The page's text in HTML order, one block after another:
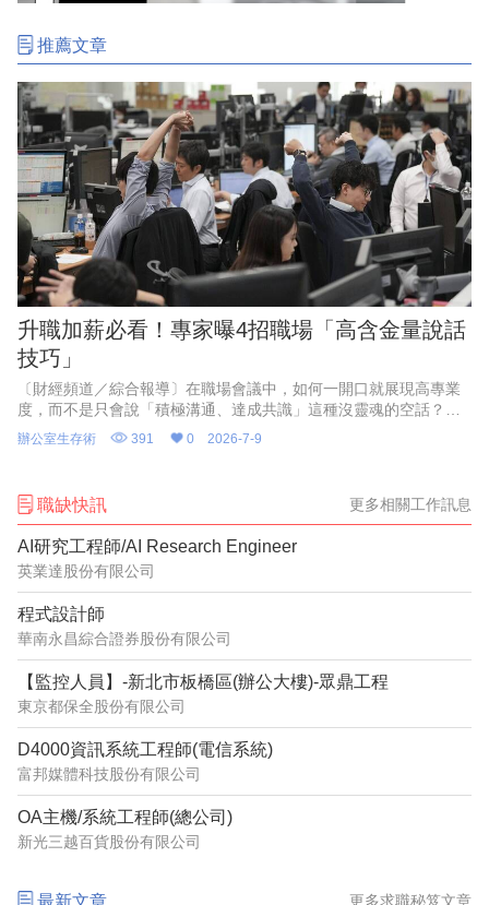
推薦文章
升職加薪必看！專家曝4招職場「高含金量說話
技巧」
〔財經頻道／綜合報導〕在職場會議中，如何一開口就展現高專業
度，而不是只會說「積極溝通、達成共識」這種沒靈魂的空話？專
家表示，職場成功人士的聰明表達，關鍵在於「清晰的全局思維與
推動事情的智慧」，只要在會
辦公室生存術 391 0 2026-7-9
職缺快訊 更多相關工作訊息
AI研究工程師/AI Research Engineer
英業達股份有限公司
程式設計師
華南永昌綜合證券股份有限公司
【監控人員】-新北市板橋區(辦公大樓)-眾鼎工程
東京都保全股份有限公司
D4000資訊系統工程師(電信系統)
富邦媒體科技股份有限公司
OA主機/系統工程師(總公司)
新光三越百貨股份有限公司
最新文章 更多求職秘笈文章